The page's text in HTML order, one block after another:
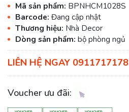
Mã sản phẩm: BPNHCM1028S
Barcode: Đang cập nhật
Thương hiệu: Nhà Decor
Dòng sản phẩm: bộ phòng ngủ
LIÊN HỆ NGAY 0911717178
Voucher ưu đãi: